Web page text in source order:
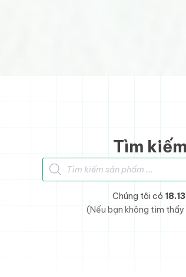
Tìm
Tìm kiếm sản phẩm
Chúng tôi có
(Nếu bạn không tìm